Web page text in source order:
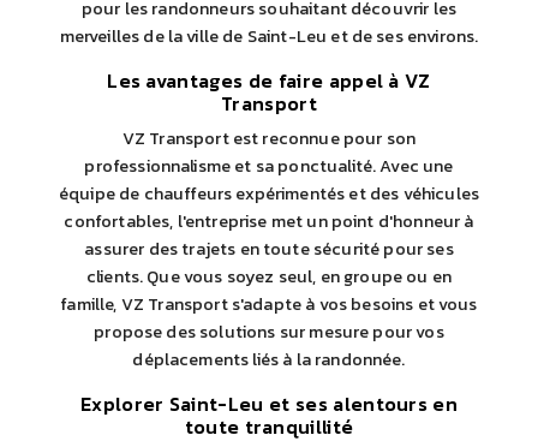
pour les randonneurs souhaitant découvrir les
merveilles de la ville de Saint-Leu et de ses environs.
Les avantages de faire appel à VZ
Transport
VZ Transport est reconnue pour son
professionnalisme et sa ponctualité. Avec une
équipe de chauffeurs expérimentés et des véhicules
confortables, l'entreprise met un point d'honneur à
assurer des trajets en toute sécurité pour ses
clients. Que vous soyez seul, en groupe ou en
famille, VZ Transport s'adapte à vos besoins et vous
propose des solutions sur mesure pour vos
déplacements liés à la randonnée.
Explorer Saint-Leu et ses alentours en
toute tranquillité